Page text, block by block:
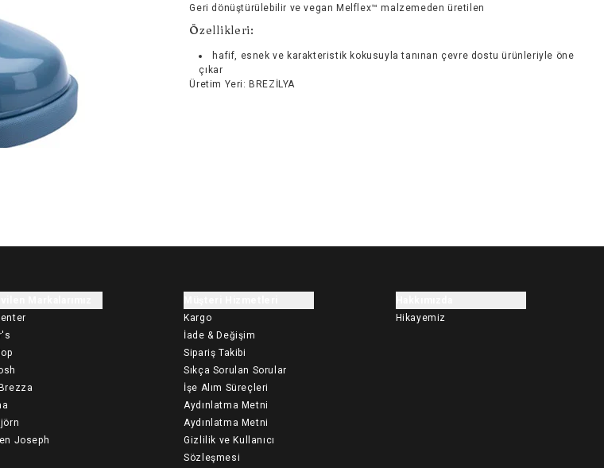
Geri dönüştürülebilir ve vegan Melflex™ malzemeden üretilen
Özellikleri:
hafif, esnek ve karakteristik kokusuyla tanınan çevre dostu ürünleriyle öne
çıkar
Üretim Yeri : BREZİLYA
Joseph
Kargo
İade & Değişim
Sipariş Takibi
Sıkça Sorulan Sorular
İşe Alım Süreçleri
Aydınlatma Metni
Aydınlatma Metni
Gizlilik ve Kullanıcı
Sözleşmesi
Hikayemiz